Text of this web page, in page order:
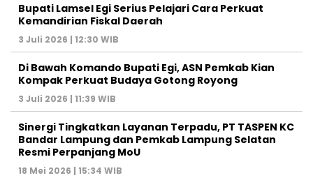
Bupati Lamsel Egi Serius Pelajari Cara Perkuat
Kemandirian Fiskal Daerah
3 Juli 2026 | 12:30 WIB
Di Bawah Komando Bupati Egi, ASN Pemkab Kian
Kompak Perkuat Budaya Gotong Royong
3 Juli 2026 | 11:39 WIB
Sinergi Tingkatkan Layanan Terpadu, PT TASPEN KC
Bandar Lampung dan Pemkab Lampung Selatan
Resmi Perpanjang MoU
18 Mei 2026 | 15:34 WIB